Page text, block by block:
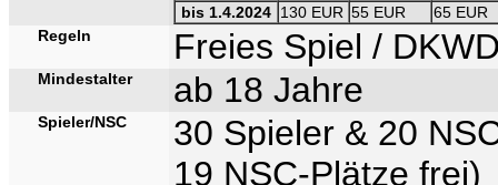
bis 1.4.2024 130 EUR 55 EUR
65 EUR
Regeln
Freies Spiel /
Mindestalter ab 18 Jahre
Spieler/NSC
30 Spieler & 20
19 NSC-Plätze frei)